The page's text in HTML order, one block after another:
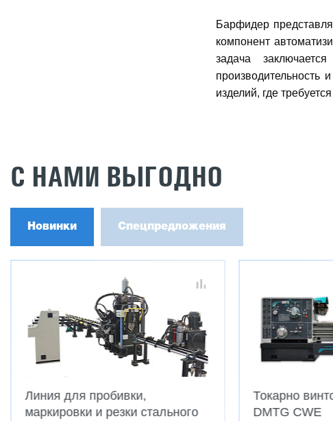
Барфидер
компонент
задача
производительность
изделий, где
С НАМИ ВЫГОДНО
Новинки Спецпредложения
Линия для пробивки,
маркировки и резки стального
Токарно
DMTG CWE